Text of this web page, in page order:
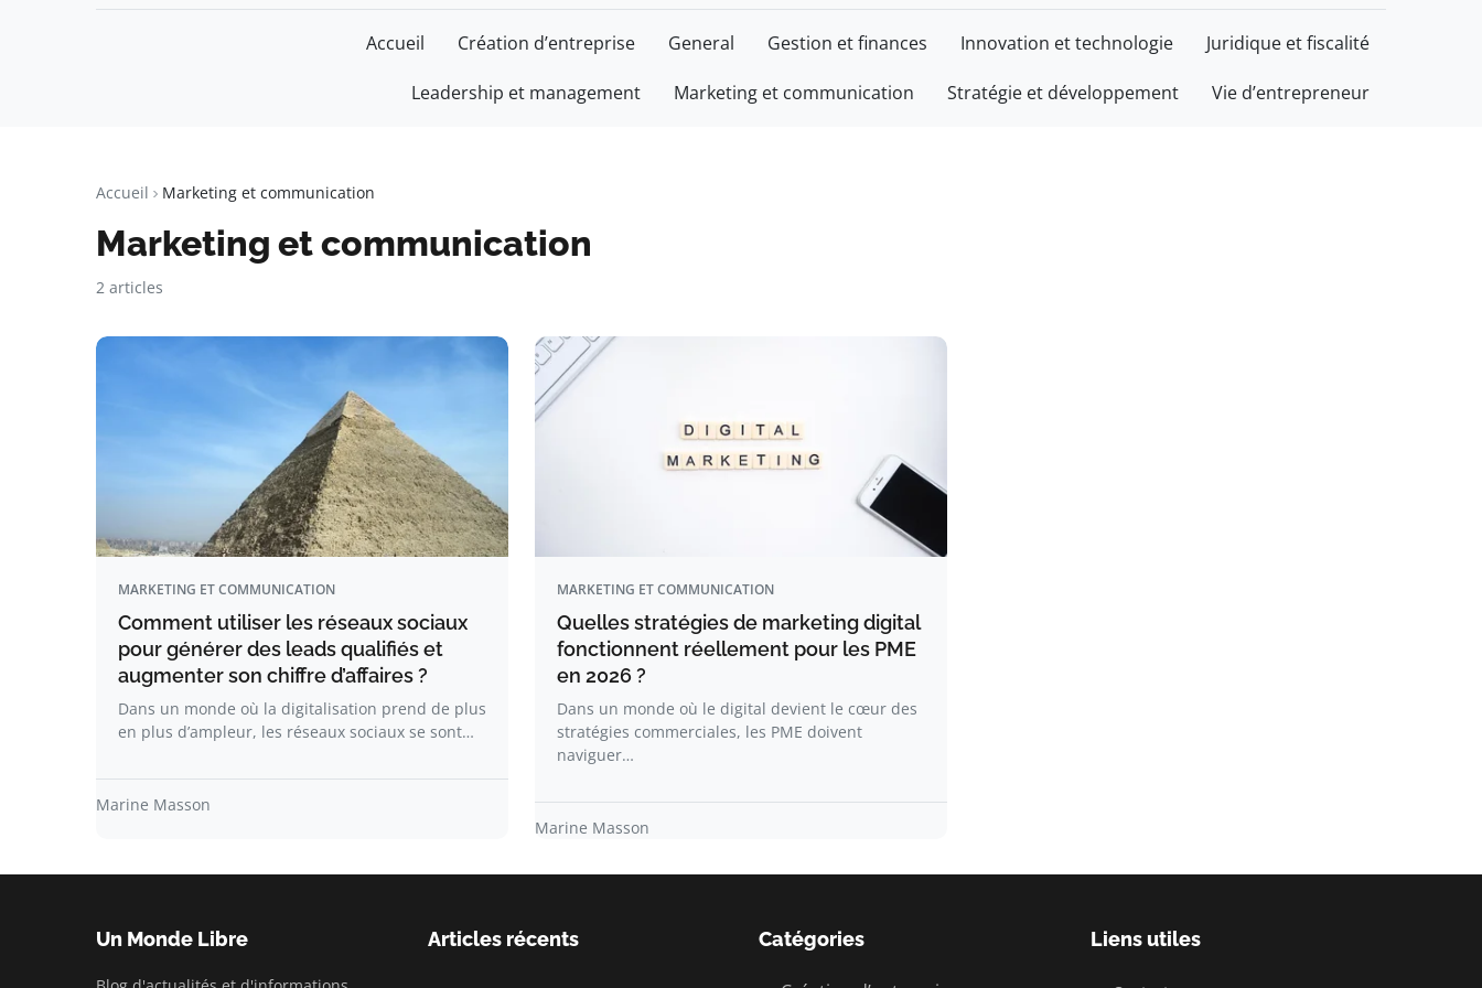
Un Monde Libre
Accueil Création d’entreprise General Gestion et finances Innovation et technologie Juridique et fiscalité
Leadership et management Marketing et communication Stratégie et développement Vie d’entrepreneur
Accueil Marketing et communication
Marketing et communication
2 articles
MARKETING ET COMMUNICATION
Comment utiliser les réseaux sociaux
pour générer des leads qualifiés et
augmenter son chiffre d’affaires ?
Dans un monde où la digitalisation prend de plus
en plus d’ampleur, les réseaux sociaux se sont…
Marine Masson
MARKETING ET COMMUNICATION
Quelles stratégies de marketing digital
fonctionnent réellement pour les PME
en 2026 ?
Dans un monde où le digital devient le cœur des
stratégies commerciales, les PME doivent
naviguer…
Marine Masson
Un Monde Libre Articles récents Catégories Liens utiles